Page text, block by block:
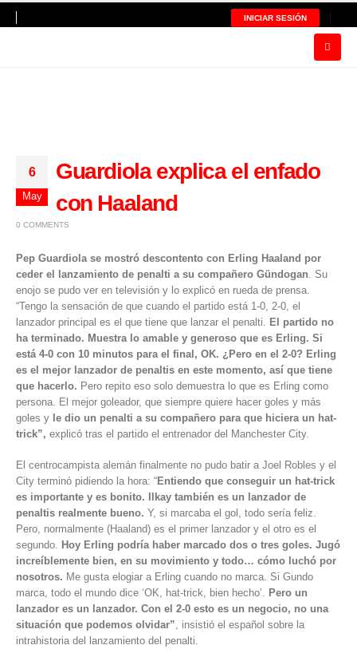
INICIAR SESIÓN
6
May
Guardiola explica el enfado
con Haaland
0 COMMENTS
Pep Guardiola se mostró descontento con Erling Haaland por
ceder el lanzamiento de penalti a su compañero Gündogan . Su
enojo se pudo ver en televisión y lo explicó en rueda de prensa.
“Tengo la sensación de que cuando el partido está 1-0, 2-0, el
lanzador principal es el que tiene que lanzar el penalti.
El partido no
ha terminado. Muestra lo amable y generoso que es Erling. Si
está 4-0 con 10 minutos para el final, OK. ¿Pero en el 2-0? Erling
es el mejor lanzador de penaltis en este momento, así que tiene
que hacerlo. Pero repito eso solo demuestra lo que es Erling como
persona. El mejor goleador, que siempre quiere hacer goles y más
goles y le dio un penalti a su compañero para que hiciera un hat-
trick”, explicó tras el partido el entrenador del Manchester City.
El centrocampista alemán finalmente no pudo batir a Joel Robles y el
City terminó pidiendo la hora: “Entiendo que conseguir un hat-trick
es importante y es bonito. Ilkay también es un lanzador de
penaltis realmente bueno. Y, si marcaba el gol, todo sería feliz.
Pero, normalmente (Haaland) es el primer lanzador y el otro es el
segundo. Hoy Erling podría haber marcado dos o tres goles. Jugó
increíblemente bien, en su movimiento y todo… cómo luchó por
nosotros. Me gusta elogiar a Erling cuando no marca. Si Gundo
marca, todo el mundo dice ‘OK, hat-trick, bien hecho’. Pero un
lanzador es un lanzador. Con el 2-0 esto es un negocio, no una
situación que podemos olvidar” , insistió el español sobre la
intrahistoria del lanzamiento del penalti.